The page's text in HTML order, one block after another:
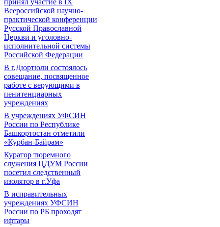
принял участие в IX
Всероссийской научно-
практической конференции
Русской Православной
Церкви и уголовно-
исполнительной системы
Российской Федерации
В г.Дюртюли состоялось
совещание, посвященное
работе с верующими в
пенитенциарных
учреждениях
В учреждениях УФСИН
России по Республике
Башкортостан отметили
«Курбан-Байрам»
Куратор тюремного
служения ЦДУМ России
посетил следственный
изолятор в г.Уфа
В исправительных
учреждениях УФСИН
России по РБ проходят
ифтары